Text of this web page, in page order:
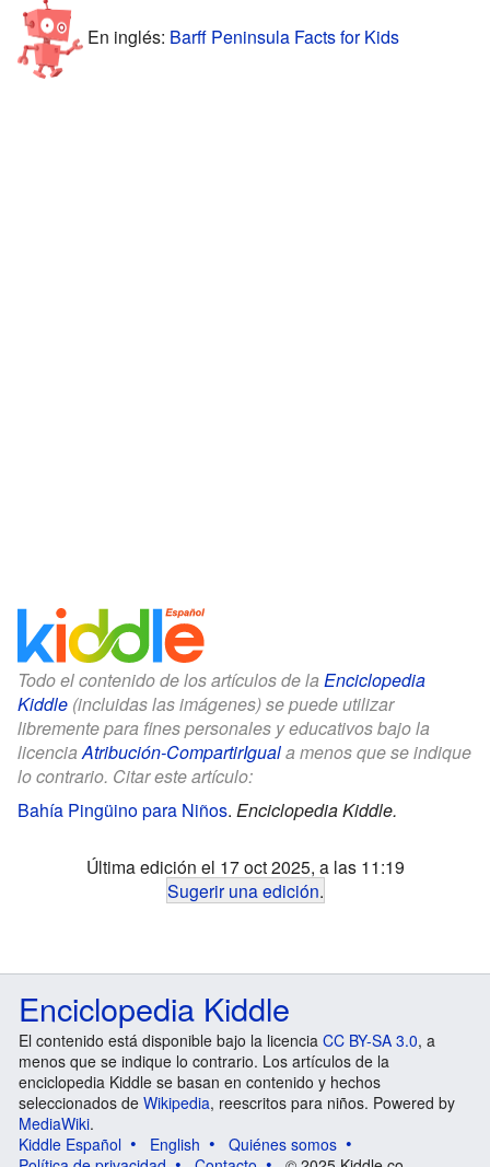
En inglés: Barff Peninsula Facts for Kids
Todo el contenido de los artículos de la Enciclopedia
Kiddle (incluidas las imágenes) se puede utilizar
libremente para fines personales y educativos bajo la
licenciaAtribución-CompartirIguala menos que se indique
lo contrario. Citar este artículo:
Bahía Pingüino para Niños. Enciclopedia Kiddle.
Última edición el 17 oct 2025, a las 11:19
Sugerir una edición.
Enciclopedia Kiddle
El contenido está disponible bajo la licencia CC BY-SA 3.0, a
menos que se indique lo contrario. Los artículos de la
enciclopedia Kiddle se basan en contenido y hechos
seleccionados de Wikipedia, reescritos para niños. Powered by
MediaWiki.
Kiddle Español
English
Quiénes somos